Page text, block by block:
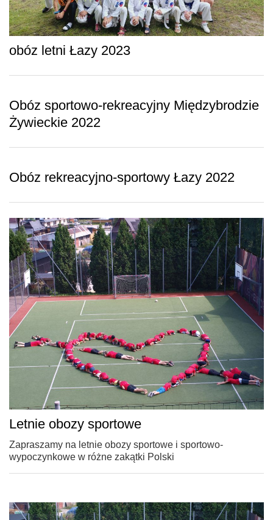
obóz letni Łazy 2023
Obóz sportowo-rekreacyjny Międzybrodzie
Żywieckie 2022
Obóz rekreacyjno-sportowy Łazy 2022
Letnie obozy sportowe
Zapraszamy na letnie obozy sportowe i sportowo-
wypoczynkowe w różne zakątki Polski